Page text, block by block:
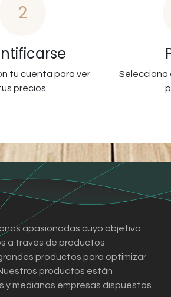
2
tu cuenta para ver
precios.
Selecciona
apasionadas cuyo objetivo
a través de productos
productos para optimizar
productos están
y medianas empresas dispuestas